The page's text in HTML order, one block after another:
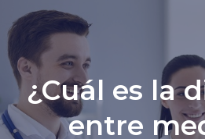
Telemedicina Blua
¿Cuál es la
entre